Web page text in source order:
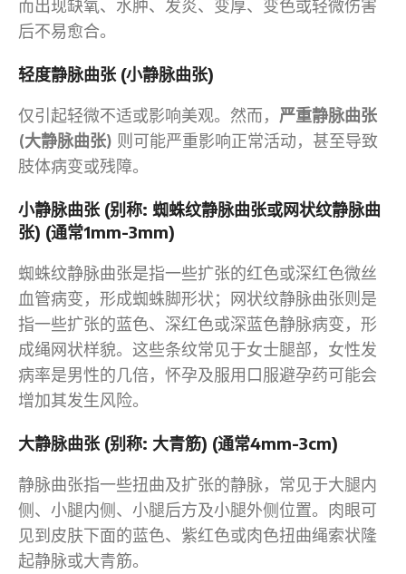
而出现缺氧、水肿、发炎、变厚、变色或轻微伤害
后不易愈合。
轻度静脉曲张 (小静脉曲张)
仅引起轻微不适或影响美观。然而， 严重静脉曲张
(大静脉曲张) 则可能严重影响正常活动，甚至导致
肢体病变或残障。
小静脉曲张 (别称: 蜘蛛纹静脉曲张或网状纹静脉曲
张) (通常1mm-3mm)
蜘蛛纹静脉曲张是指一些扩张的红色或深红色微丝
血管病变，形成蜘蛛脚形状；网状纹静脉曲张则是
指一些扩张的蓝色、深红色或深蓝色静脉病变，形
成绳网状样貌。这些条纹常见于女士腿部，女性发
病率是男性的几倍，怀孕及服用口服避孕药可能会
增加其发生风险。
大静脉曲张 (别称: 大青筋) (通常4mm-3cm)
静脉曲张指一些扭曲及扩张的静脉，常见于大腿内
侧、小腿内侧、小腿后方及小腿外侧位置。肉眼可
见到皮肤下面的蓝色、紫红色或肉色扭曲绳索状隆
起静脉或大青筋。